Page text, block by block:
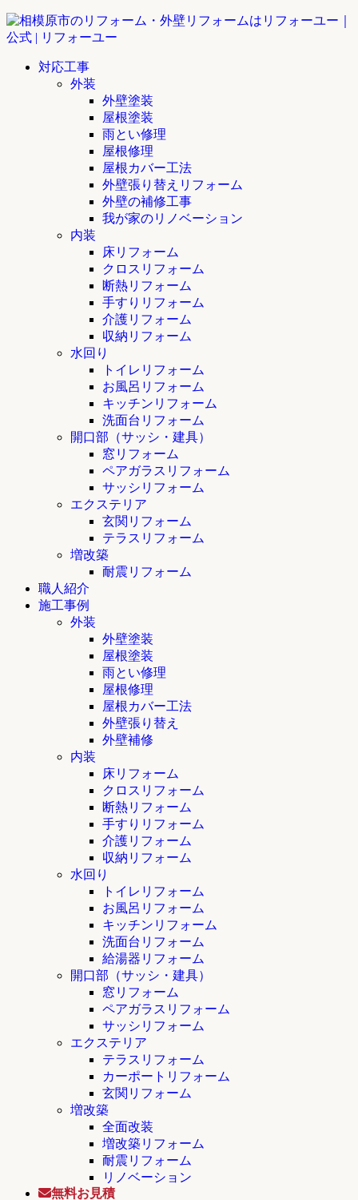
対応工事
外装
外壁塗装
屋根塗装
雨とい修理
屋根修理
屋根カバー工法
外壁張り替えリフォーム
外壁の補修工事
我が家のリノベーション
内装
床リフォーム
クロスリフォーム
断熱リフォーム
手すりリフォーム
介護リフォーム
収納リフォーム
水回り
トイレリフォーム
お風呂リフォーム
キッチンリフォーム
洗面台リフォーム
開口部（サッシ・建具）
窓リフォーム
ペアガラスリフォーム
サッシリフォーム
エクステリア
玄関リフォーム
テラスリフォーム
増改築
耐震リフォーム
職人紹介
施工事例
外装
外壁塗装
屋根塗装
雨とい修理
屋根修理
屋根カバー工法
外壁張り替え
外壁補修
内装
床リフォーム
クロスリフォーム
断熱リフォーム
手すりリフォーム
介護リフォーム
収納リフォーム
水回り
トイレリフォーム
お風呂リフォーム
キッチンリフォーム
洗面台リフォーム
給湯器リフォーム
開口部（サッシ・建具）
窓リフォーム
ペアガラスリフォーム
サッシリフォーム
エクステリア
テラスリフォーム
カーポートリフォーム
玄関リフォーム
増改築
全面改装
増改築リフォーム
耐震リフォーム
リノベーション
無料お見積